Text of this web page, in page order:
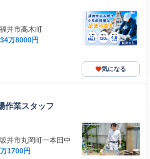
井市高木町
万8000円
気になる
作業スタッフ
井市丸岡町一本田中
1700円